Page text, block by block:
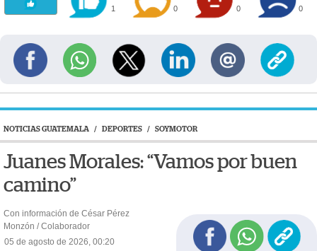
1 0 0 0
NOTICIAS GUATEMALA / DEPORTES / SOYMOTOR
Juanes Morales: “Vamos por buen
camino”
Con información de César Pérez
Monzón / Colaborador
05 de agosto de 2026, 00:20